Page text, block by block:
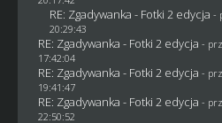
RE: Zgadywanka - Fotki 2 edycja -
20:29:43
RE: Zgadywanka - Fotki 2 edycja -
17:42:04
RE: Zgadywanka - Fotki 2 edycja -
19:41:47
RE: Zgadywanka - Fotki 2 edycja -
22:50:52